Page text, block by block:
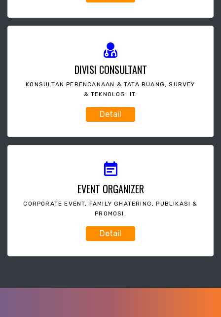
DIVISI CONSULTANT
KONSULTAN PERENCANAAN & TATA RUANG, SURVEY
& TEKNOLOGI IT.
Detail
EVENT ORGANIZER
CORPORATE EVENT, FAMILY GHATERING, PUBLIKASI &
PROMOSI.
Detail